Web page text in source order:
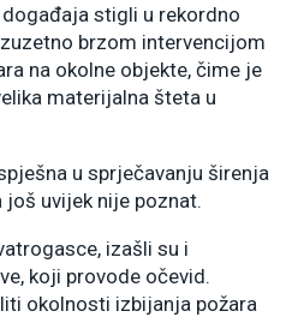
stigli u rekordno
brzom intervencijom
na okolne objekte, čime je
materijalna šteta u
u sprječavanju širenja
uvijek nije poznat.
izašli su i
koji provode očevid.
okolnosti izbijanja požara